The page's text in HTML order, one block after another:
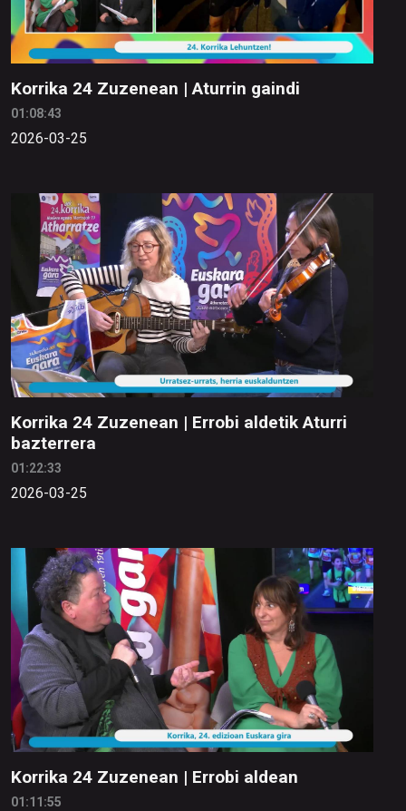
Korrika 24 Zuzenean | Aturrin gaindi
01:08:43
2026-03-25
Korrika 24 Zuzenean | Errobi aldetik Aturri
bazterrera
01:22:33
2026-03-25
Korrika 24 Zuzenean | Errobi aldean
01:11:55